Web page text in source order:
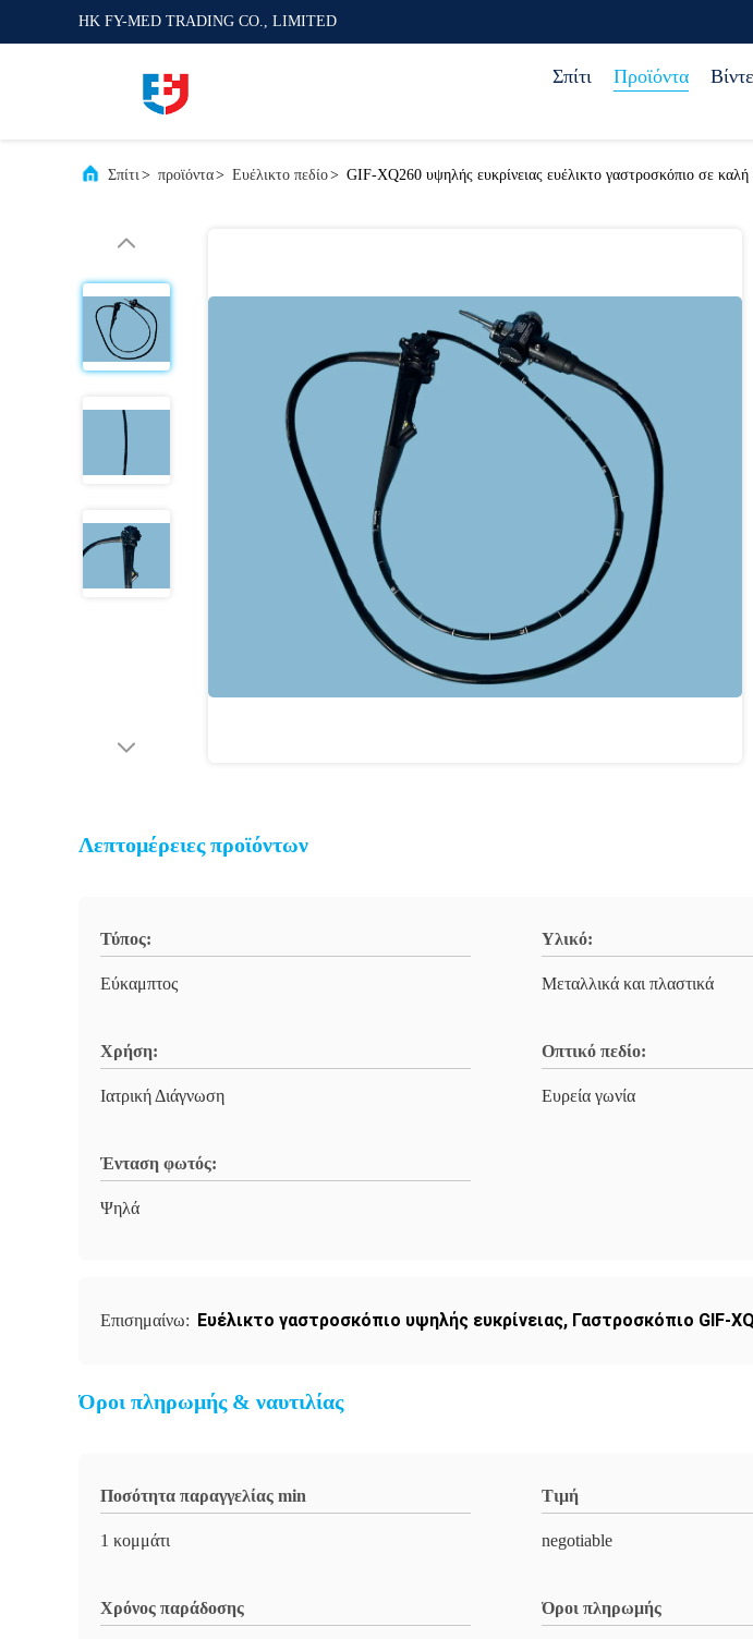
HK FY-MED TRADING CO., LIMITED
Σπίτι Προϊόντα
Σπίτι> προϊόντα> Ευέλικτο πεδίο> GIF-XQ260 υψηλής ευκρίνειας ευέλικτο γαστροσκόπιο σε
Λεπτομέρειες προϊόντων
Τύπος:
Εύκαμπτος
Υλικό:
Μεταλλικά και πλαστικά
Χρήση:
Ιατρική Διάγνωση
Οπτικό πεδίο:
Ευρεία γωνία
Ένταση φωτός:
Ψηλά
Επισημαίνω: Ευέλικτο γαστροσκόπιο υψηλής ευκρίνειας, Γαστροσκόπιο GIF-
Όροι πληρωμής & ναυτιλίας
Ποσότητα παραγγελίας min
1 κομμάτι
Τιμή
negotiable
Χρόνος παράδοσης Όροι πληρωμής